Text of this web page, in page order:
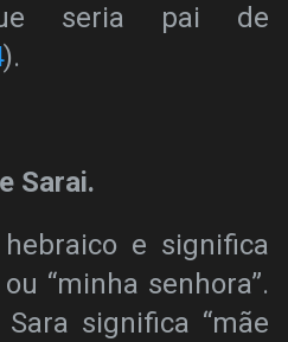
seria pai de
).
Sarai.
e significa
“minha senhora”.
significa “mãe